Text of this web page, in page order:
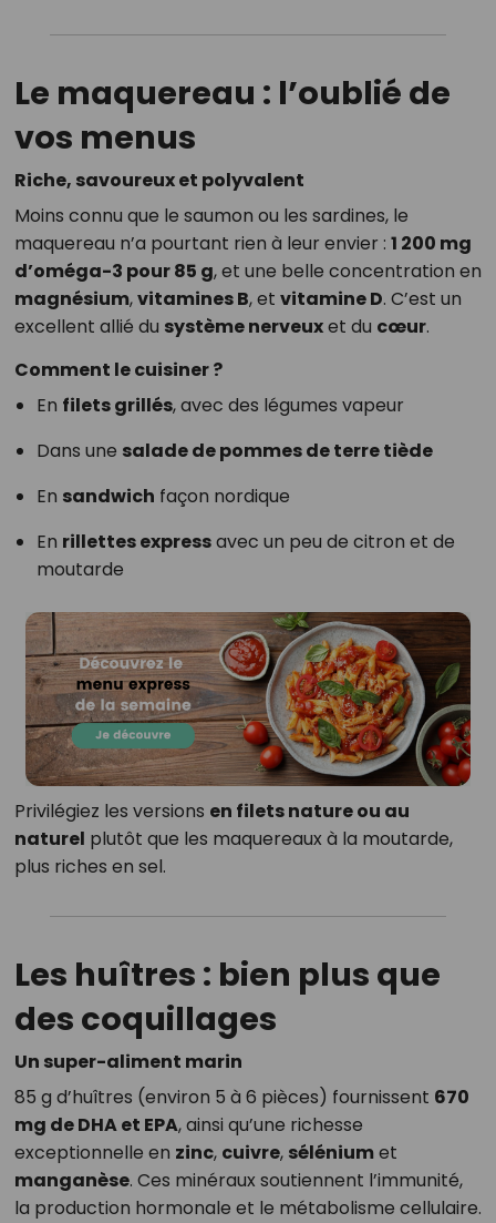
Le maquereau : l’oublié de
vos menus
Riche, savoureux et polyvalent
Moins connu que le saumon ou les sardines, le
maquereau n’a pourtant rien à leur envier : 1 200 mg
d’oméga-3 pour 85 g, et une belle concentration en
magnésium,vitamines B, et vitamine D. C’est un
excellent allié du système nerveuxet du cœur.
Comment le cuisiner ?
En filets grillés, avec des légumes vapeur
Dans une salade de pommes de terre tiède
En sandwich façon nordique
En rillettes expressavec un peu de citron et de
moutarde
Privilégiez les versions en filets nature ou au
naturel plutôt que les maquereaux à la moutarde,
plus riches en sel.
Les huîtres : bien plus que
des coquillages
Un super-aliment marin
85 g d’huîtres (environ 5 à 6 pièces) fournissent 670
mg de DHA et EPA, ainsi qu’une richesse
exceptionnelle en zinc, cuivre, séléniumet
manganèse. Ces minéraux soutiennent l’immunité,
la production hormonale et le métabolisme cellulaire.